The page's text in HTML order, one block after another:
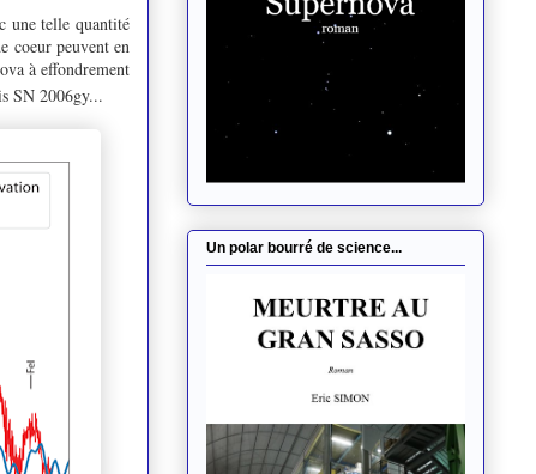
une telle quantité
coeur peuvent en
à effondrement
SN 2006gy...
Un polar bourré de science...